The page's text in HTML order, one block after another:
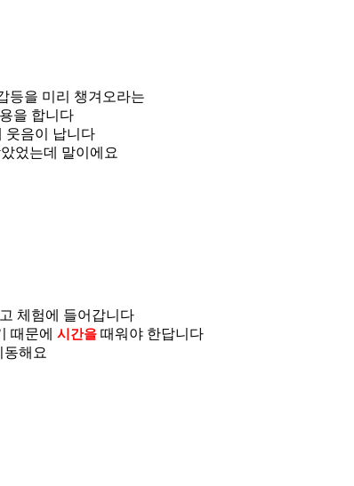
등을 미리 챙겨오라는
을 합니다
웃음이 납니다
었는데 말이에요
체험에 들어갑니다
때문에 시간을 때워야 한답니다
동해요